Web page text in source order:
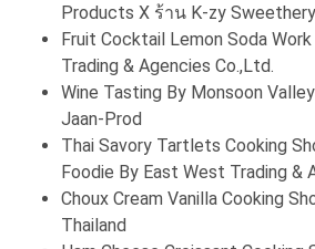
Products X ร้าน K-zy Sweethery
Fruit Cocktail Lemon Soda
Trading & Agencies Co.,Ltd.
Wine Tasting By Monsoon
Jaan-Prod
Thai Savory Tartlets Cooking
Foodie By East West Trading &
Choux Cream Vanilla Cooking
Thailand